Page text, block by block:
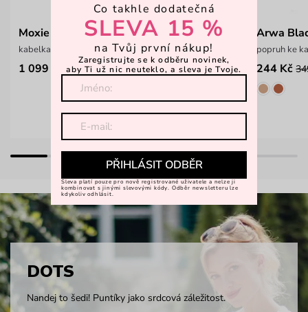
Moxie Anna
kabelka ve spolupráci s VUCH LADY 2025
1 099 Kč
Arwa
popruh ke
244 Kč
DOTS
Nandej to šedi! Puntíky jako srdcová záležitost.
Co takhle dodatečná
SLEVA 15 %
na Tvůj první nákup!
Zaregistrujte se k odběru novinek,
aby Ti už nic neuteklo, a sleva je Tvoje.
PŘIHLÁSIT ODBĚR
Sleva platí pouze pro nově registrované uživatele a nelze ji
kombinovat s jinými slevovými kódy. Odběr newsletteru lze
kdykoliv odhlásit.